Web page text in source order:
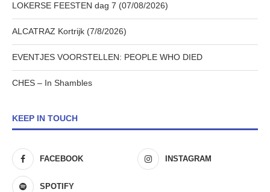
LOKERSE FEESTEN dag 7 (07/08/2026)
ALCATRAZ Kortrijk (7/8/2026)
EVENTJES VOORSTELLEN: PEOPLE WHO DIED
CHES – In Shambles
KEEP IN TOUCH
FACEBOOK INSTAGRAM
SPOTIFY